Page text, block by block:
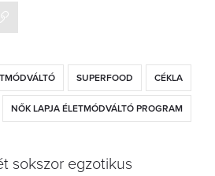
SUPERFOOD CÉKLA
NŐK LAPJA ÉLETMÓDVÁLTÓ PROGRAM
sokszor egzotikus